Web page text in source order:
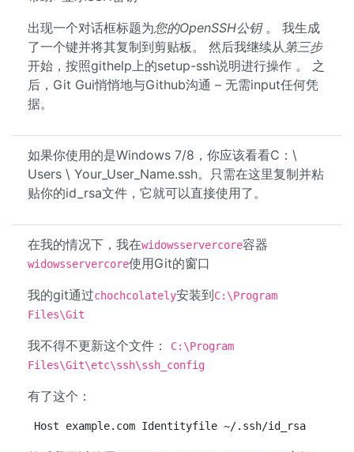
出现一个对话框标题为您的OpenSSH公钥。 我生成
了一个键并将其复制到剪贴板。 然后我继续从 第三步
开始，按照githelp上的setup-ssh说明进行操作 。 之
后，Git Gui悄悄地与Github沟通 – 无需input任何凭
据。
如果你使用的是Windows 7/8，你应该看看C：\
Users \ Your_User_Name.ssh。只需在这里复制并粘
贴你的id_rsa文件，它就可以直接使用了。
在我的情况下，我在widowsservercore容器
widowsservercore使用Git的窗口
我的git通过chochcolately安装到C:\Program
Files\Git
我不得不更新这个文件：
C:\Program
Files\Git\etc\ssh\ssh_config
有了这个：
Host example.com Identityfile ~/.ssh/id_rsa